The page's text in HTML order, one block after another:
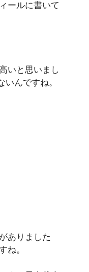
ールに書いて
いと思いまし
んですね。
ありました
ね。